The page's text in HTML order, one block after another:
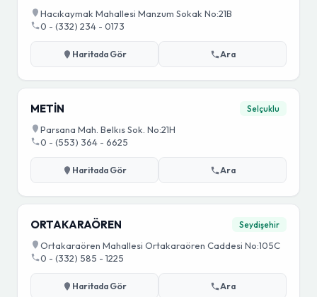
Hacıkaymak Mahallesi Manzum Sokak No:21B
0 - (332) 234 - 0173
Haritada Gör Ara
METİN Selçuklu
Parsana Mah. Belkıs Sok. No:21H
0 - (553) 364 - 6625
Haritada Gör Ara
ORTAKARAÖREN Seydişehir
Ortakaraören Mahallesi Ortakaraören Caddesi No:105C
0 - (332) 585 - 1225
Haritada Gör Ara